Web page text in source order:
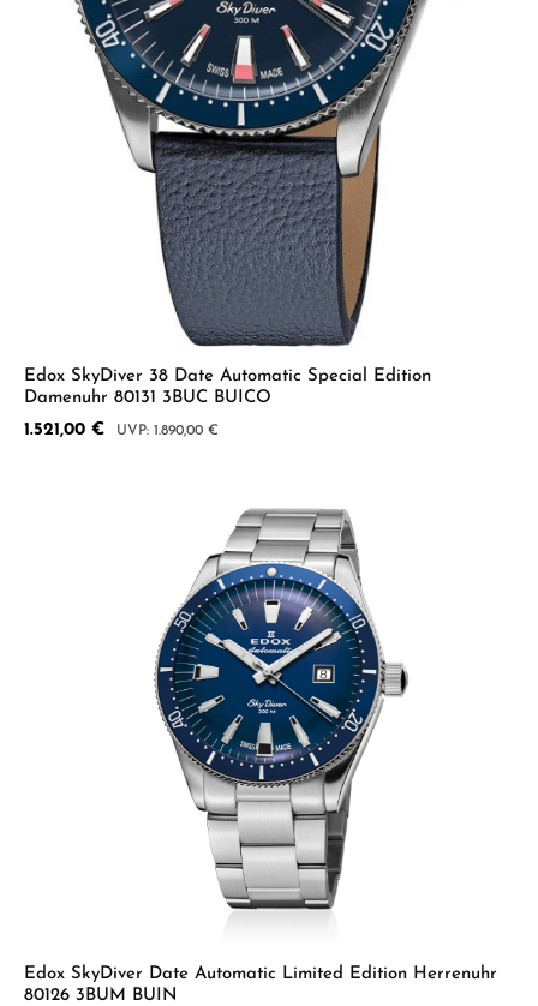
Edox SkyDiver 38 Date Automatic Special Edition
Damenuhr 80131 3BUC BUICO
Verkaufspreis:
1.521,00 € Regulärer Preis:
1.890,00 €
Edox SkyDiver Date Automatic Limited Edition Herrenuhr
80126 3BUM BUIN